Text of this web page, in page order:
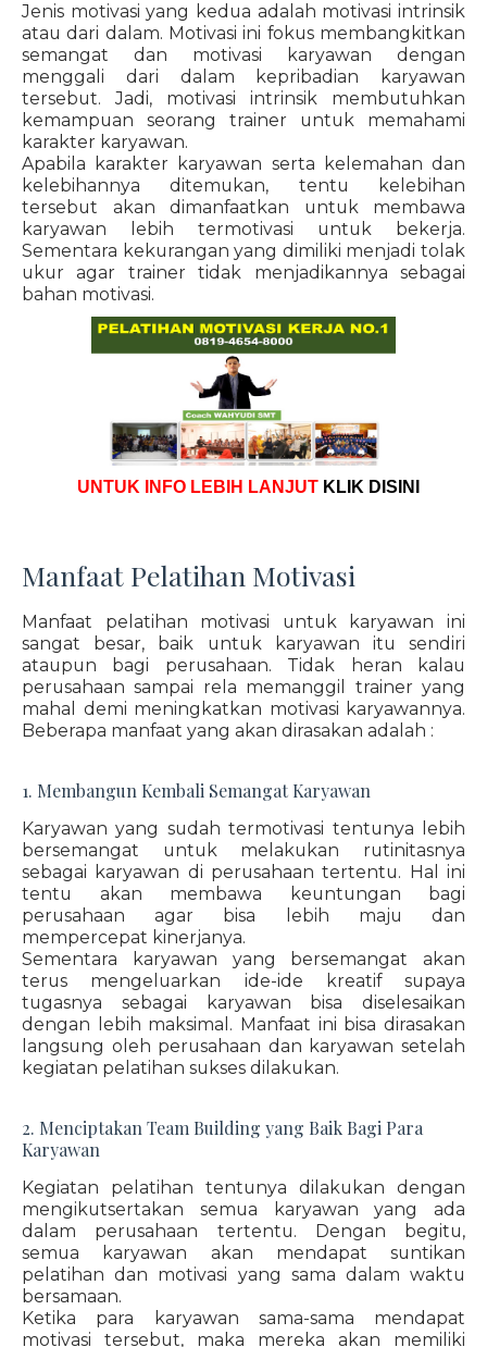
Jenis motivasi yang kedua adalah motivasi intrinsik
atau dari dalam. Motivasi ini fokus membangkitkan
semangat dan motivasi karyawan dengan
menggali dari dalam kepribadian karyawan
tersebut. Jadi, motivasi intrinsik membutuhkan
kemampuan seorang trainer untuk memahami
karakter karyawan.
Apabila karakter karyawan serta kelemahan dan
kelebihannya ditemukan, tentu kelebihan
tersebut akan dimanfaatkan untuk membawa
karyawan lebih termotivasi untuk bekerja.
Sementara kekurangan yang dimiliki menjadi tolak
ukur agar trainer tidak menjadikannya sebagai
bahan motivasi.
UNTUK INFO LEBIH LANJUT KLIK DISINI
Manfaat Pelatihan Motivasi
Manfaat pelatihan motivasi untuk karyawan ini
sangat besar, baik untuk karyawan itu sendiri
ataupun bagi perusahaan. Tidak heran kalau
perusahaan sampai rela memanggil trainer yang
mahal demi meningkatkan motivasi karyawannya.
Beberapa manfaat yang akan dirasakan adalah :
1. Membangun Kembali Semangat Karyawan
Karyawan yang sudah termotivasi tentunya lebih
bersemangat untuk melakukan rutinitasnya
sebagai karyawan di perusahaan tertentu. Hal ini
tentu akan membawa keuntungan bagi
perusahaan agar bisa lebih maju dan
mempercepat kinerjanya.
Sementara karyawan yang bersemangat akan
terus mengeluarkan ide-ide kreatif supaya
tugasnya sebagai karyawan bisa diselesaikan
dengan lebih maksimal. Manfaat ini bisa dirasakan
langsung oleh perusahaan dan karyawan setelah
kegiatan pelatihan sukses dilakukan.
2. Menciptakan Team Building yang Baik Bagi Para
Karyawan
Kegiatan pelatihan tentunya dilakukan dengan
mengikutsertakan semua karyawan yang ada
dalam perusahaan tertentu. Dengan begitu,
semua karyawan akan mendapat suntikan
pelatihan dan motivasi yang sama dalam waktu
bersamaan.
Ketika para karyawan sama-sama mendapat
motivasi tersebut, maka mereka akan memiliki